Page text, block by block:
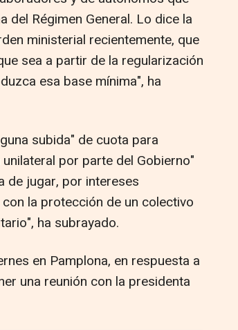
del Régimen General. Lo dice la
ministerial recientemente, que
sea a partir de la regularización
esa base mínima", ha
subida" de cuota para
por parte del Gobierno"
de jugar, por intereses
la protección de un colectivo
ha subrayado.
en Pamplona, en respuesta a
una reunión con la presidenta